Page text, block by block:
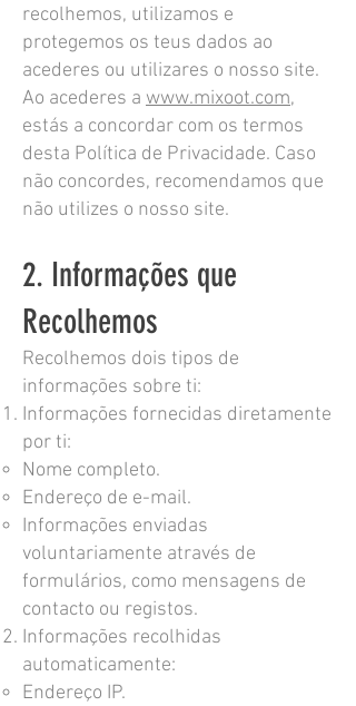
recolhemos, utilizamos e
protegemos os teus dados ao
acederes ou utilizares o nosso site.
Ao acederes a www.mixoot.com,
estás a concordar com os termos
desta Política de Privacidade. Caso
não concordes, recomendamos que
não utilizes o nosso site.
2. Informações que
Recolhemos
Recolhemos dois tipos de
informações sobre ti:
Informações fornecidas diretamente
por ti:
Nome completo.
Endereço de e-mail.
Informações enviadas
voluntariamente através de
formulários, como mensagens de
contacto ou registos.
Informações recolhidas
automaticamente:
Endereço IP.